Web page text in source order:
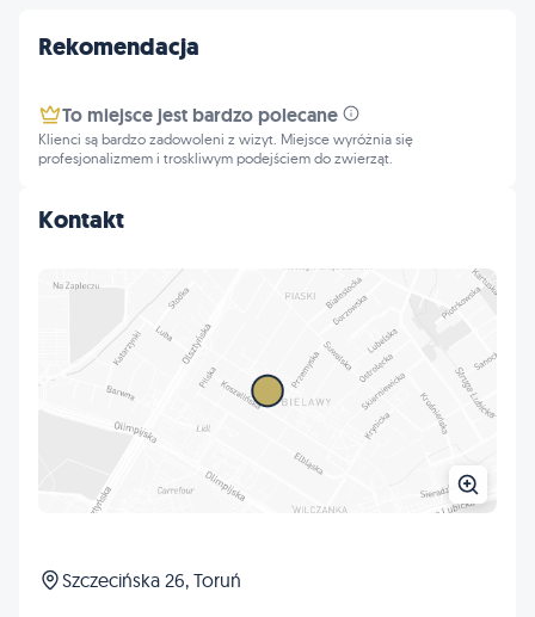
Kontakt
Szczecińska 26, Toruń
Rekomendacja
To miejsce jest bardzo polecane
Klienci są bardzo zadowoleni z wizyt. Miejsce wyróżnia się
profesjonalizmem i troskliwym podejściem do zwierząt.